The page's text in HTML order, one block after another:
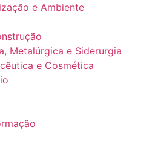
e Ambiente
Metalúrgica e Siderurgia
e Cosmética